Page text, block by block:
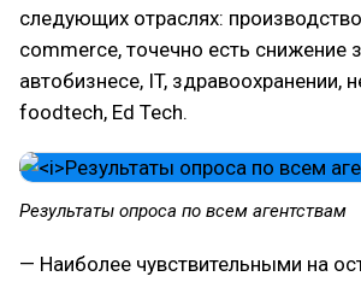
следующих отраслях:
commerce, точечно есть снижение
автобизнесе, IT, здравоохранении,
foodtech, Ed Tech.
Результаты опроса по всем агентствам
— Наиболее чувствительными на